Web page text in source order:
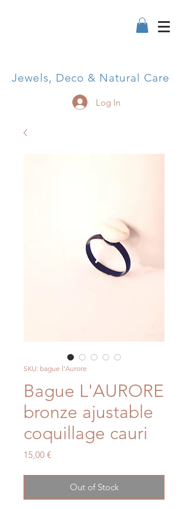
Jewels, Deco & Natural Care
Log In
SKU: bague l'Aurore
Bague L'AURORE
bronze ajustable
coquillage cauri
15,00 €Price
Out of Stock